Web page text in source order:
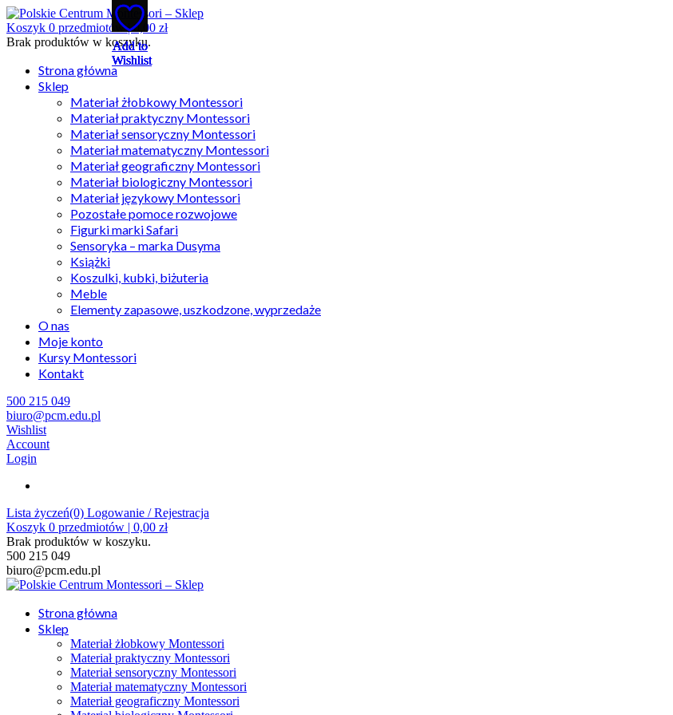
Koszyk 0 przedmiotów |0,00 zł
Brak produktów w koszyku.
Strona główna
Sklep
Materiał żłobkowy Montessori
Materiał praktyczny Montessori
Materiał sensoryczny Montessori
Materiał matematyczny Montessori
Materiał geograficzny Montessori
Materiał biologiczny Montessori
Materiał językowy Montessori
Pozostałe pomoce rozwojowe
Figurki marki Safari
Sensoryka – marka Dusyma
Książki
Koszulki, kubki, biżuteria
Meble
Elementy zapasowe, uszkodzone, wyprzedaże
O nas
Moje konto
Kursy Montessori
Kontakt
500 215 049
biuro@pcm.edu.pl
Wishlist
Account
Login
Lista życzeń(0) Logowanie / Rejestracja
Koszyk 0 przedmiotów | 0,00 zł
Brak produktów w koszyku.
500 215 049
biuro@pcm.edu.pl
Strona główna
Sklep
Materiał żłobkowy Montessori
Materiał praktyczny Montessori
Materiał sensoryczny Montessori
Materiał matematyczny Montessori
Materiał geograficzny Montessori
Add to
Wishlist
Add to
Wishlist
Add to
Wishlist
Add to
Wishlist
Add to
Wishlist